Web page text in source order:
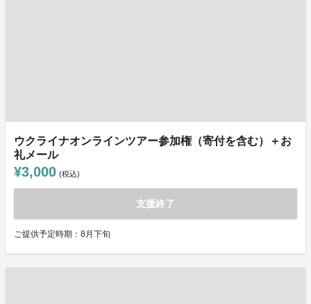
ウクライナオンラインツアー参加権（寄付を含む）＋お
礼メール
¥3,000 (税込)
支援終了
ご提供予定時期：8月下旬